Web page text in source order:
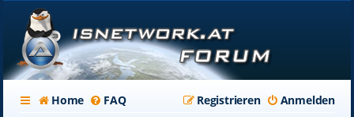
Home FAQ Anmelden
Registrieren